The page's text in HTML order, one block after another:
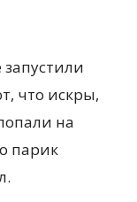
что искры,
на
парик